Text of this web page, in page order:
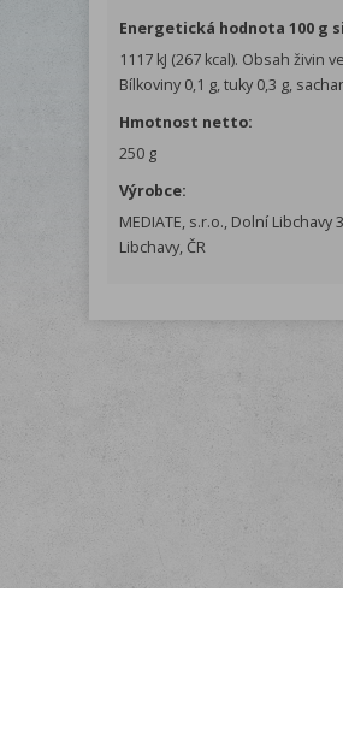
Energetická hodnota 100 g
1117 kJ (267 kcal). Obsah živin
Bílkoviny 0,1 g, tuky 0,3 g,
Hmotnost netto:
250 g
Výrobce:
MEDIATE, s.r.o., Dolní Libchavy
Libchavy, ČR